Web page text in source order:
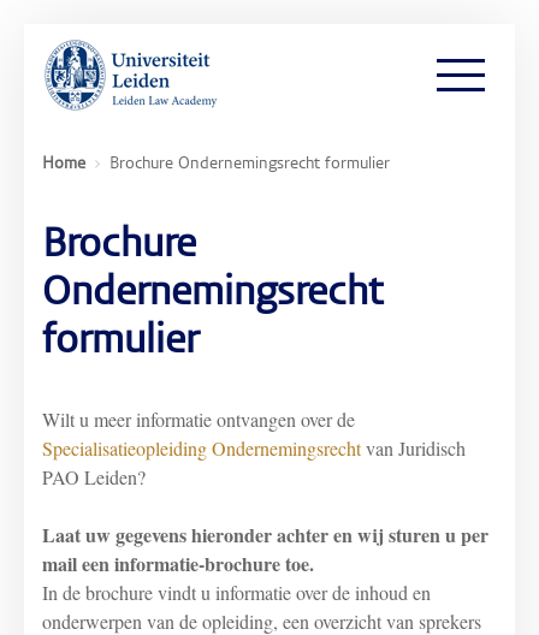
Home Brochure Ondernemingsrecht formulier
Brochure
Ondernemingsrecht
formulier
Wilt u meer informatie ontvangen over de
Specialisatieopleiding Ondernemingsrechtvan Juridisch
PAO Leiden?
Laat uw gegevens hieronder achter en wij sturen u per
mail een informatie-brochure toe.
In de brochure vindt u informatie over de inhoud en
onderwerpen van de opleiding, een overzicht van sprekers